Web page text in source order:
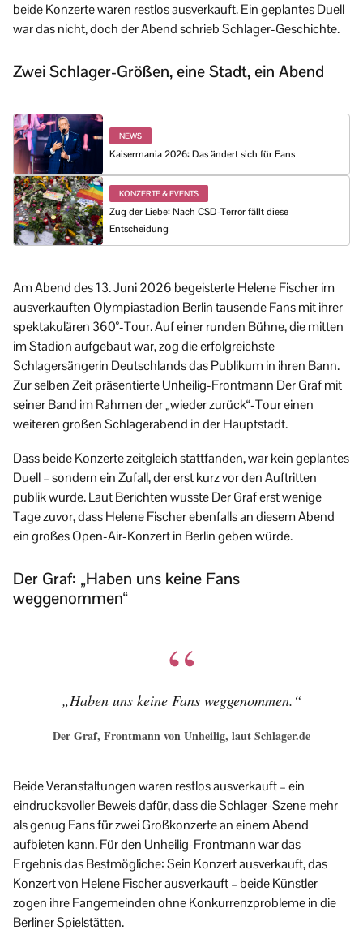
beide Konzerte waren restlos ausverkauft. Ein geplantes Duell
war das nicht, doch der Abend schrieb Schlager-Geschichte.
Zwei Schlager-Größen, eine Stadt, ein Abend
NEWS
Kaisermania 2026: Das ändert sich für Fans
KONZERTE & EVENTS
Zug der Liebe: Nach CSD-Terror fällt diese
Entscheidung
Am Abend des 13. Juni 2026 begeisterte Helene Fischer im
ausverkauften Olympiastadion Berlin tausende Fans mit ihrer
spektakulären 360°-Tour. Auf einer runden Bühne, die mitten
im Stadion aufgebaut war, zog die erfolgreichste
Schlagersängerin Deutschlands das Publikum in ihren Bann.
Zur selben Zeit präsentierte Unheilig-Frontmann Der Graf mit
seiner Band im Rahmen der „wieder zurück“-Tour einen
weiteren großen Schlagerabend in der Hauptstadt.
Dass beide Konzerte zeitgleich stattfanden, war kein geplantes
Duell – sondern ein Zufall, der erst kurz vor den Auftritten
publik wurde. Laut Berichten wusste Der Graf erst wenige
Tage zuvor, dass Helene Fischer ebenfalls an diesem Abend
ein großes Open-Air-Konzert in Berlin geben würde.
Der Graf: „Haben uns keine Fans
weggenommen“
„Haben uns keine Fans weggenommen.“
Der Graf, Frontmann von Unheilig, laut Schlager.de
Beide Veranstaltungen waren restlos ausverkauft – ein
eindrucksvoller Beweis dafür, dass die Schlager-Szene mehr
als genug Fans für zwei Großkonzerte an einem Abend
aufbieten kann. Für den Unheilig-Frontmann war das
Ergebnis das Bestmögliche: Sein Konzert ausverkauft, das
Konzert von Helene Fischer ausverkauft – beide Künstler
zogen ihre Fangemeinden ohne Konkurrenzprobleme in die
Berliner Spielstätten.